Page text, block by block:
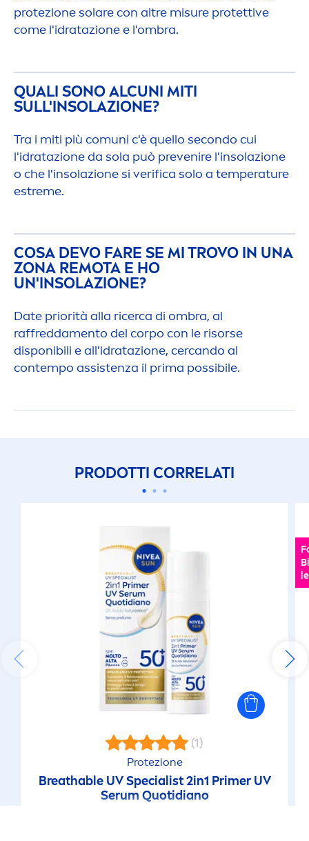
protezione solare con altre misure protettive
come l'idratazione e l'ombra.
QUALI SONO ALCUNI MITI
SULL'INSOLAZIONE?
Tra i miti più comuni c'è quello secondo cui
l'idratazione da sola può prevenire l'insolazione
o che l'insolazione si verifica solo a temperature
estreme.
COSA DEVO FARE SE MI TROVO IN UNA
ZONA REMOTA E HO
UN'INSOLAZIONE?
Date priorità alla ricerca di ombra, al
raffreddamento del corpo con le risorse
disponibili e all'idratazione, cercando al
contempo assistenza il prima possibile.
PRODOTTI CORRELATI
(1)
Protezione
Breathable UV Specialist 2in1 Primer UV
Serum Quotidiano
le